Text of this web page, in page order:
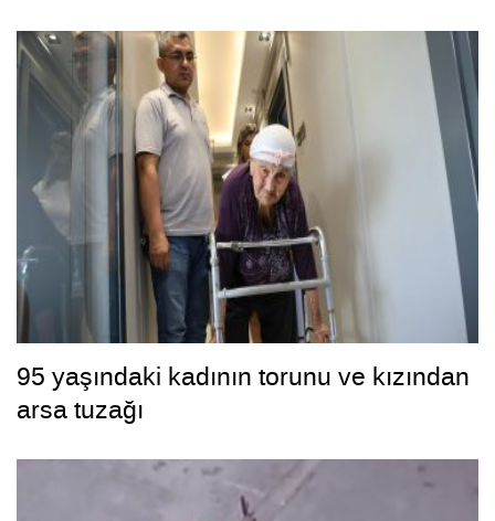
95 yaşındaki kadının torunu ve kızından
arsa tuzağı